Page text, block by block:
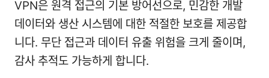
VPN은 원격 접근의 기본 방어선으로, 민감한 개발
데이터와 생산 시스템에 대한 적절한 보호를 제공합
니다. 무단 접근과 데이터 유출 위험을 크게 줄이며,
감사 추적도 가능하게 합니다.